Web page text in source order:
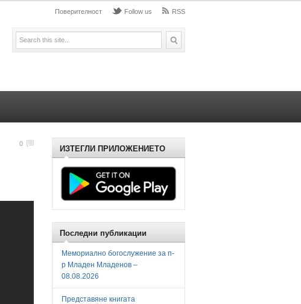
Поверителност Follow us RSS
0 ИЗТЕГЛИ ПРИЛОЖЕНИЕТО
Последни публикации
Мемориално богослужение за п-
р Младен Младенов –
08.08.2026
Представяне книгата